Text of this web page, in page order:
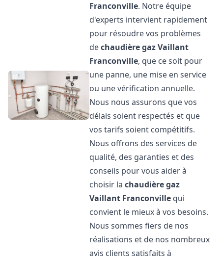
Franconville. Notre équipe
d'experts intervient rapidement
pour résoudre vos problèmes
dechaudière gaz Vaillant
Franconville, que ce soit pour
une panne, une mise en service
ou une vérification annuelle.
Nous nous assurons que vos
délais soient respectés et que
vos tarifs soient compétitifs.
Nous offrons des services de
qualité, des garanties et des
conseils pour vous aider à
choisir lachaudière gaz
Vaillant Franconville qui
convient le mieux à vos besoins.
Nous sommes fiers de nos
réalisations et de nos nombreux
avis clients satisfaits à